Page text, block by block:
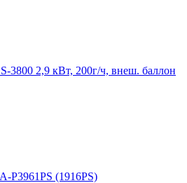
3800 2,9 кВт, 200г/ч, внеш. баллон
P3961PS (1916PS)